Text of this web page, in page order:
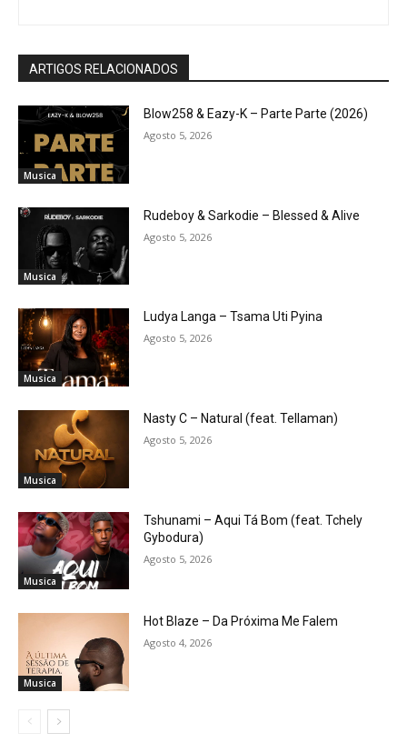
ARTIGOS RELACIONADOS
Musica
Blow258 & Eazy-K – Parte Parte (2026)
Agosto 5, 2026
Musica
Rudeboy & Sarkodie – Blessed & Alive
Agosto 5, 2026
Musica
Ludya Langa – Tsama Uti Pyina
Agosto 5, 2026
Musica
Nasty C – Natural (feat. Tellaman)
Agosto 5, 2026
Musica
Tshunami – Aqui Tá Bom (feat. Tchely
Gybodura)
Agosto 5, 2026
Musica
Hot Blaze – Da Próxima Me Falem
Agosto 4, 2026